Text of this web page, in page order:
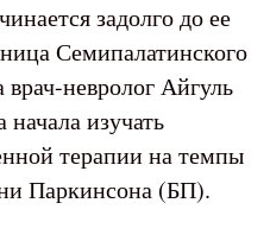
задолго до ее
Семипалатинского
невролог Айгуль
изучать
терапии на темпы
Паркинсона (БП).